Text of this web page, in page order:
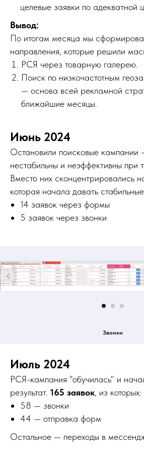
целевые заявки по адекватной
Вывод:
По итогам месяца мы
направления, которые решили
РСЯ через товарную галерею.
Поиск по низкочастотным
— основа всей рекламной
ближайшие месяцы.
Июнь 2024
Остановили поисковые кампании
нестабильны и неэффективны при
Вместо них сконцентрировались
которая начала давать
14 заявок через формы
5 заявок через звонки
Звонки
Июль 2024
РСЯ-кампания "обучилась" и
результат. 165 заявок, из которых:
58 — звонки
44 — отправка форм
Остальное — переходы в